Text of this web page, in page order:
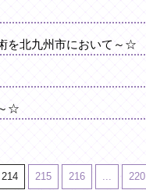
を北九州市において～☆
☆
214 215 216 ... 220